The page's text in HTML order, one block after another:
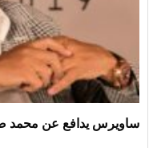
ساويرس يدافع عن محمد